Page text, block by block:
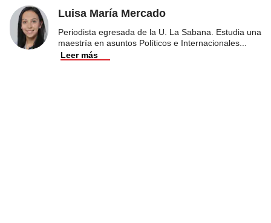
Luisa María Mercado
Periodista egresada de la U. La Sabana. Estudia una
maestría en asuntos Políticos e Internacionales
Leer más